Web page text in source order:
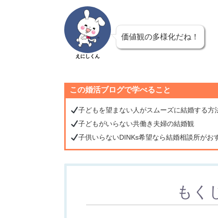
えにしくん
価値観の多様化だね！
この婚活ブログで学べること
子どもを望まない人がスムーズに結婚する方
子どもがいらない共働き夫婦の結婚観
子供いらないDINKs希望なら結婚相談所がお
もく